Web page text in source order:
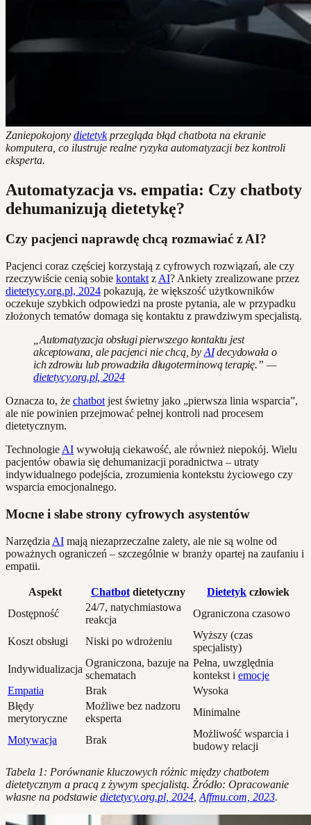
Zaniepokojony dietetykprzegląda błąd chatbota na ekranie
komputera, co ilustruje realne ryzyka automatyzacji bez kontroli
eksperta.
Automatyzacja vs. empatia: Czy chatboty
dehumanizują dietetykę?
Czy pacjenci naprawdę chcą rozmawiać z AI?
Pacjenci coraz częściej korzystają z cyfrowych rozwiązań, ale czy
rzeczywiście cenią sobie kontakt z AI? Ankiety zrealizowane przez
dietetycy.org.pl, 2024 pokazują, że większość użytkowników
oczekuje szybkich odpowiedzi na proste pytania, ale w przypadku
złożonych tematów domaga się kontaktu z prawdziwym specjalistą.
„Automatyzacja obsługi pierwszego kontaktu jest
akceptowana, ale pacjenci nie chcą, by AIdecydowała o
ich zdrowiu lub prowadziła długoterminową terapię.” —
dietetycy.org.pl, 2024
Oznacza to, że chatbot jest świetny jako „pierwsza linia wsparcia”,
ale nie powinien przejmować pełnej kontroli nad procesem
dietetycznym.
Technologie AI wywołują ciekawość, ale również niepokój. Wielu
pacjentów obawia się dehumanizacji poradnictwa – utraty
indywidualnego podejścia, zrozumienia kontekstu życiowego czy
wsparcia emocjonalnego.
Mocne i słabe strony cyfrowych asystentów
Narzędzia AI mają niezaprzeczalne zalety, ale nie są wolne od
poważnych ograniczeń – szczególnie w branży opartej na zaufaniu i
empatii.
Aspekt Chatbotdietetyczny Dietetyk człowiek
Dostępność
24/7, natychmiastowa
reakcja
Ograniczona czasowo
Koszt obsługi Niski po wdrożeniu
Wyższy (czas
specjalisty)
Indywidualizacja
Ograniczona, bazuje na
schematach
Pełna, uwzględnia
kontekst i emocje
Empatia
Brak
Wysoka
Błędy
merytoryczne
Możliwe bez nadzoru
eksperta
Minimalne
Motywacja Brak
Możliwość wsparcia i
budowy relacji
Tabela 1: Porównanie kluczowych różnic między chatbotem
dietetycznym a pracą z żywym specjalistą. Źródło: Opracowanie
własne na podstawie dietetycy.org.pl, 2024 Affmu.com, 2023.